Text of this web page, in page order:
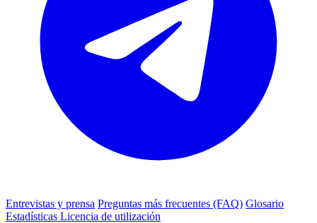
Entrevistas y prensa Preguntas más frecuentes (FAQ) Glosario
Estadísticas Licencia de utilización